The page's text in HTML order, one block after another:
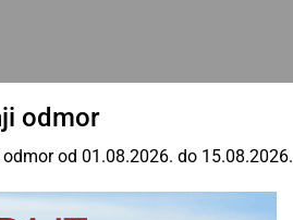
odmor
od 01.08.2026. do 15.08.2026.